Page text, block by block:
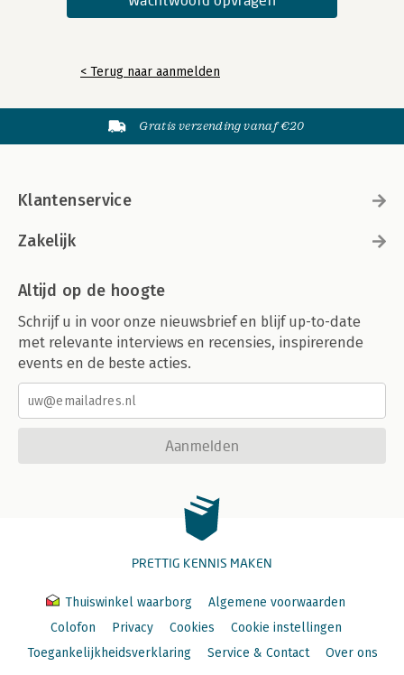
< Terug naar aanmelden
Gratis verzending vanaf €20
Klantenservice
Zakelijk
Altijd op de hoogte
Schrijf u in voor onze nieuwsbrief en blijf up-to-date
met relevante interviews en recensies, inspirerende
events en de beste acties.
Aanmelden
PRETTIG KENNIS MAKEN
Thuiswinkel waarborg
Algemene voorwaarden
Colofon
Privacy Cookies
Cookie instellingen
Toegankelijkheidsverklaring
Service & Contact Over ons